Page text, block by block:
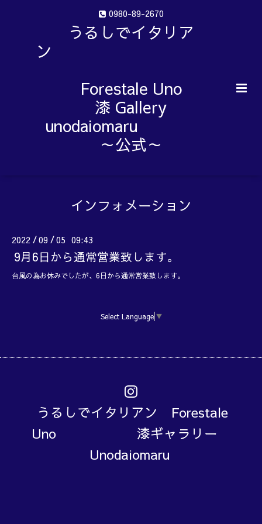
0980-89-2670
うるしでイタリア
ン
Forestale Uno
漆 Gallery
unodaiomaru
～公式～
インフォメーション
2022 /09 /05 09:43
9月6日から通常営業致します。
台風の為お休みでしたが、6日から通常営業致します。
Select Language ▼
うるしでイタリアン Forestale
Uno 漆ギャラリー
Unodaiomaru